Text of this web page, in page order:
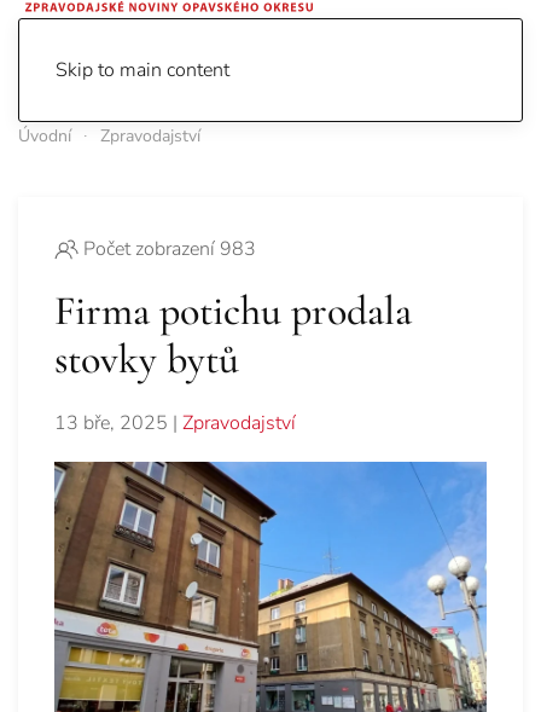
Skip to main content
Úvodní Zpravodajství
Počet zobrazení 983
Firma potichu prodala
stovky bytů
13 bře, 2025 | Zpravodajství